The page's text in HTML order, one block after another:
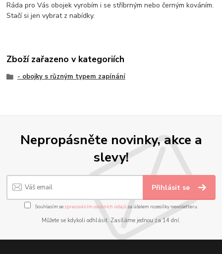
Ráda pro Vás obojek vyrobím i se stříbrným nebo černým kováním.
Stačí si jen vybrat z nabídky.
Zboží zařazeno v kategoriích
- obojky s různým typem zapínání
Nepropásněte novinky, akce a
slevy!
Přihlásit se
Souhlasím se zpracováním osobních údajůza účelem rozesílky newsletteru.
Můžete se kdykoli odhlásit. Zasíláme jednou za 14 dní.